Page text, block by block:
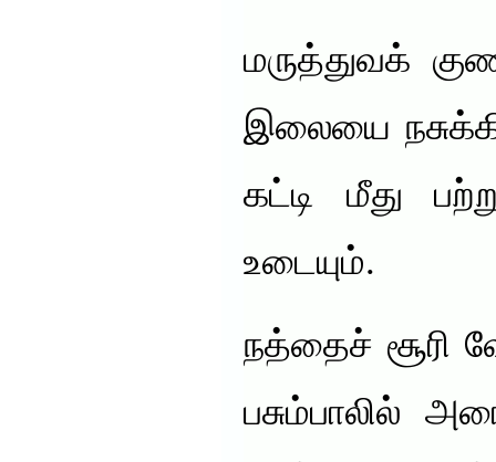
மருத்துவக்
இலையை
கட்டி மீது
உடையும்.
நத்தைச் சூரி
பசும்பாலில்